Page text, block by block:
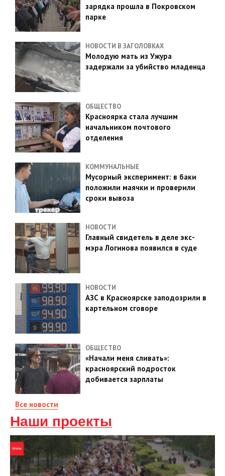
зарядка прошла в Покровском
парке
НОВОСТИ В ЗАГОЛОВКАХ
Молодую мать из Ужура
задержали за убийство младенца
ОБЩЕСТВО
Красноярка стала лучшим
начальником почтового
отделения
КОММУНАЛЬНЫЕ
Мусорный эксперимент: в баки
положили маячки и проверили
сроки вывоза
НОВОСТИ
Главный свидетель в деле экс-
мэра Логинова появился в суде
НОВОСТИ
АЗС в Красноярске заподозрили в
картельном сговоре
ОБЩЕСТВО
«Начали меня сливать»:
красноярский подросток
добивается зарплаты
Все новости
Наши проекты